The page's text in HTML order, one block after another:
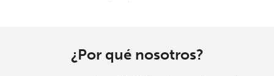
¿Por qué nosotros?